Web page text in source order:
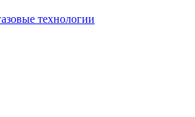
технологии